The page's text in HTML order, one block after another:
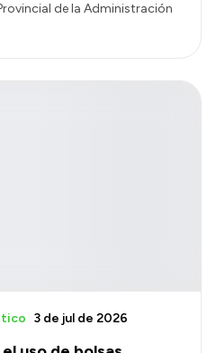
de la Administración
3 de jul de 2026